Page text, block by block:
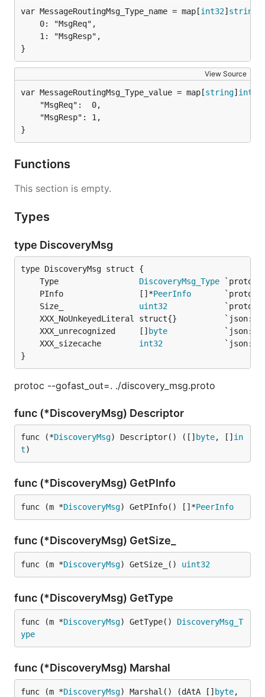
var MessageRoutingMsg_Type_name = map[int32] string
}
View Source
var MessageRoutingMsg_Type_value = map[string] int32
}
Functions
This section is empty.
Types
type DiscoveryMsg
	Type
DiscoveryMsg_Type
	PInfo                []*
PeerInfo
	Size_
uint32
	XXX_unrecognized     []
byte
	XXX_sizecache
int32
}
protoc --gofast_out=. ./discovery_msg.proto
func (*DiscoveryMsg) Descriptor
func (*DiscoveryMsg) Descriptor() ([] byte, [] in
t)
func (*DiscoveryMsg) GetPInfo
func (m *DiscoveryMsg) GetPInfo() []*PeerInfo
func (*DiscoveryMsg) GetSize_
func (m *DiscoveryMsg) GetSize_() uint32
func (*DiscoveryMsg) GetType
func (m *DiscoveryMsg) GetType() DiscoveryMsg_T
ype
func (*DiscoveryMsg) Marshal
func (m *DiscoveryMsg) Marshal() (dAtA [] byte,